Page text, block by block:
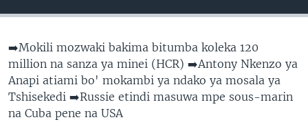
➡️Mokili mozwaki bakima bitumba koleka 120
million na sanza ya minei (HCR) ➡️Antony Nkenzo ya
Anapi atiami bo' mokambi ya ndako ya mosala ya
Tshisekedi ➡️Russie etindi masuwa mpe sous-marin
na Cuba pene na USA